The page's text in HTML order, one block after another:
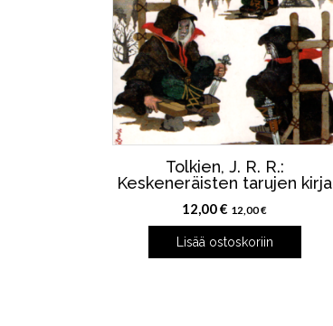
Tolkien, J. R. R.:
Keskeneräisten tarujen kirja
12,00€ 12,00€
Lisää ostoskoriin